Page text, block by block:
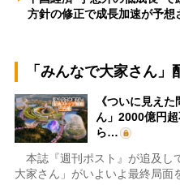
方針の修正で成長加速が予
「みんなで大家さん
《ついに見え
ん」2000億円
ら…
本誌『週刊ポスト』が追及し
大家さん」がいよいよ最終局面